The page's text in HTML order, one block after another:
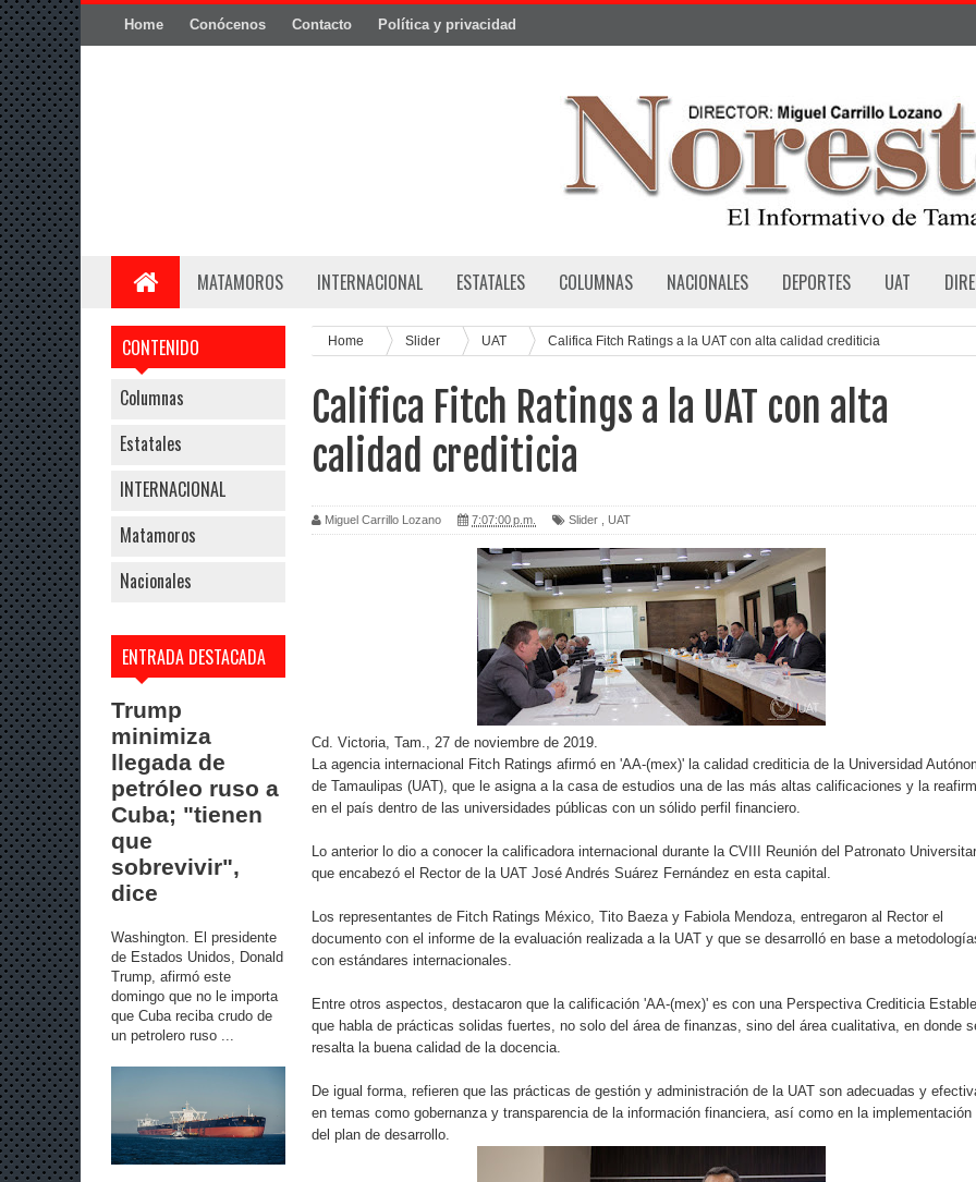
Home Conócenos Contacto Política y privacidad
MATAMOROS INTERNACIONAL ESTATALES COLUMNAS NACIONALES DEPORTES UAT
CONTENIDO
Columnas
Estatales
INTERNACIONAL
Matamoros
Nacionales
ENTRADA DESTACADA
Trump
minimiza
llegada de
petróleo ruso a
Cuba; "tienen
que
sobrevivir",
dice
Washington. El presidente
de Estados Unidos, Donald
Trump, afirmó este
domingo que no le importa
que Cuba reciba crudo de
un petrolero ruso ...
Home Slider UAT Califica Fitch Ratings a la UAT con alta calidad crediticia
Califica Fitch Ratings a la UAT con alta
calidad crediticia
Miguel Carrillo Lozano 7:07:00 p.m. Slider UAT
Cd. Victoria, Tam., 27 de noviembre de 2019.
La agencia internacional Fitch Ratings afirmó en 'AA-(mex)' la calidad crediticia de la Universidad
de Tamaulipas (UAT), que le asigna a la casa de estudios una de las más altas calificaciones y la
en el país dentro de las universidades públicas con un sólido perfil financiero.
Lo anterior lo dio a conocer la calificadora internacional durante la CVIII Reunión del Patronato
que encabezó el Rector de la UAT José Andrés Suárez Fernández en esta capital.
Los representantes de Fitch Ratings México, Tito Baeza y Fabiola Mendoza, entregaron al Rector el
documento con el informe de la evaluación realizada a la UAT y que se desarrolló en base a
con estándares internacionales.
Entre otros aspectos, destacaron que la calificación 'AA-(mex)' es con una Perspectiva Crediticia Estable,
que habla de prácticas solidas fuertes, no solo del área de finanzas, sino del área cualitativa, en donde
resalta la buena calidad de la docencia.
De igual forma, refieren que las prácticas de gestión y administración de la UAT son adecuadas y
en temas como gobernanza y transparencia de la información financiera, así como en la implementación
del plan de desarrollo.